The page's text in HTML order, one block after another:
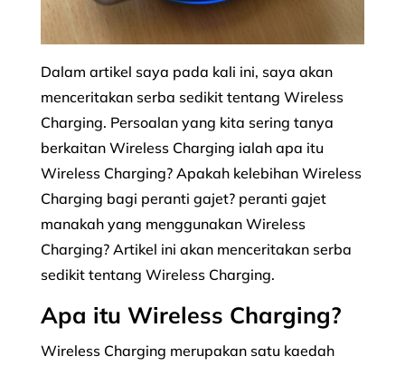
Dalam artikel saya pada kali ini, saya akan
menceritakan serba sedikit tentang Wireless
Charging. Persoalan yang kita sering tanya
berkaitan Wireless Charging ialah apa itu
Wireless Charging? Apakah kelebihan Wireless
Charging bagi peranti gajet? peranti gajet
manakah yang menggunakan Wireless
Charging? Artikel ini akan menceritakan serba
sedikit tentang Wireless Charging.
Apa itu Wireless Charging?
Wireless Charging merupakan satu kaedah